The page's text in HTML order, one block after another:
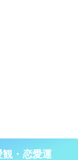
観・恋愛運